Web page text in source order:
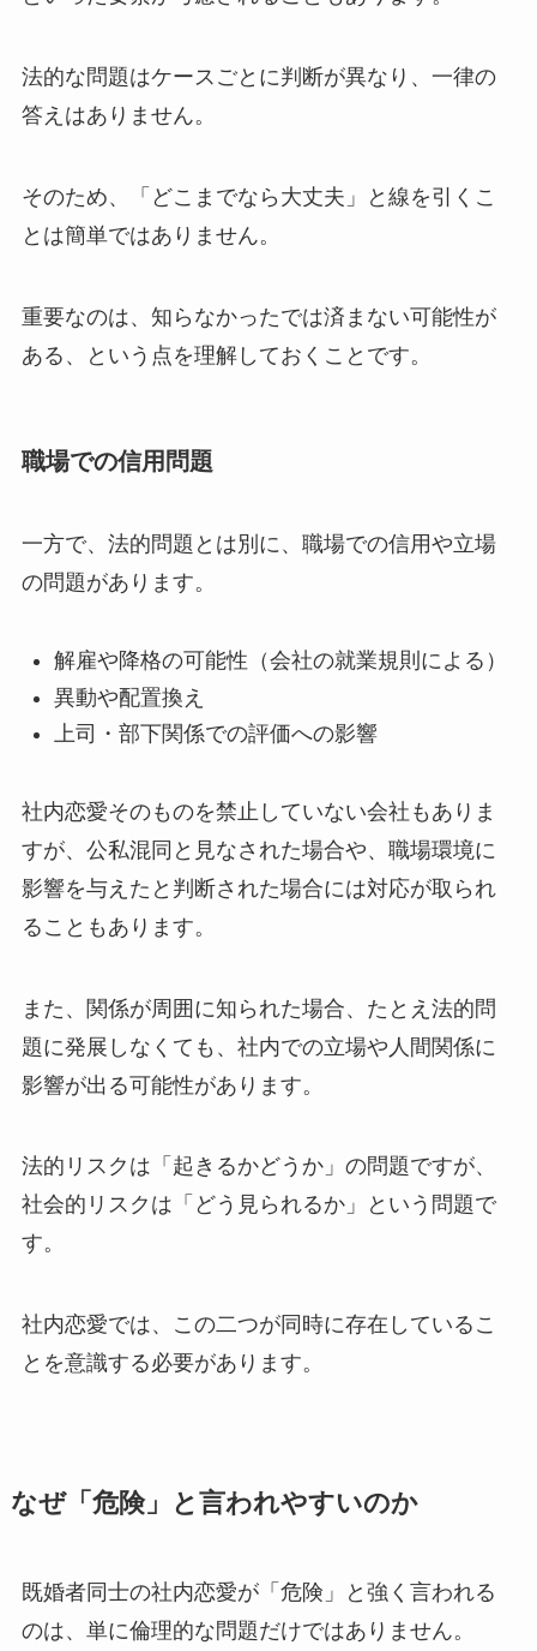
法的な問題はケースごとに判断が異なり、一律の
答えはありません。
そのため、「どこまでなら大丈夫」と線を引くこ
とは簡単ではありません。
重要なのは、知らなかったでは済まない可能性が
ある、という点を理解しておくことです。
職場での信用問題
一方で、法的問題とは別に、職場での信用や立場
の問題があります。
解雇や降格の可能性（会社の就業規則による）
異動や配置換え
上司・部下関係での評価への影響
社内恋愛そのものを禁止していない会社もありま
すが、公私混同と見なされた場合や、職場環境に
影響を与えたと判断された場合には対応が取られ
ることもあります。
また、関係が周囲に知られた場合、たとえ法的問
題に発展しなくても、社内での立場や人間関係に
影響が出る可能性があります。
法的リスクは「起きるかどうか」の問題ですが、
社会的リスクは「どう見られるか」という問題で
す。
社内恋愛では、この二つが同時に存在しているこ
とを意識する必要があります。
なぜ「危険」と言われやすいのか
既婚者同士の社内恋愛が「危険」と強く言われる
のは、単に倫理的な問題だけではありません。